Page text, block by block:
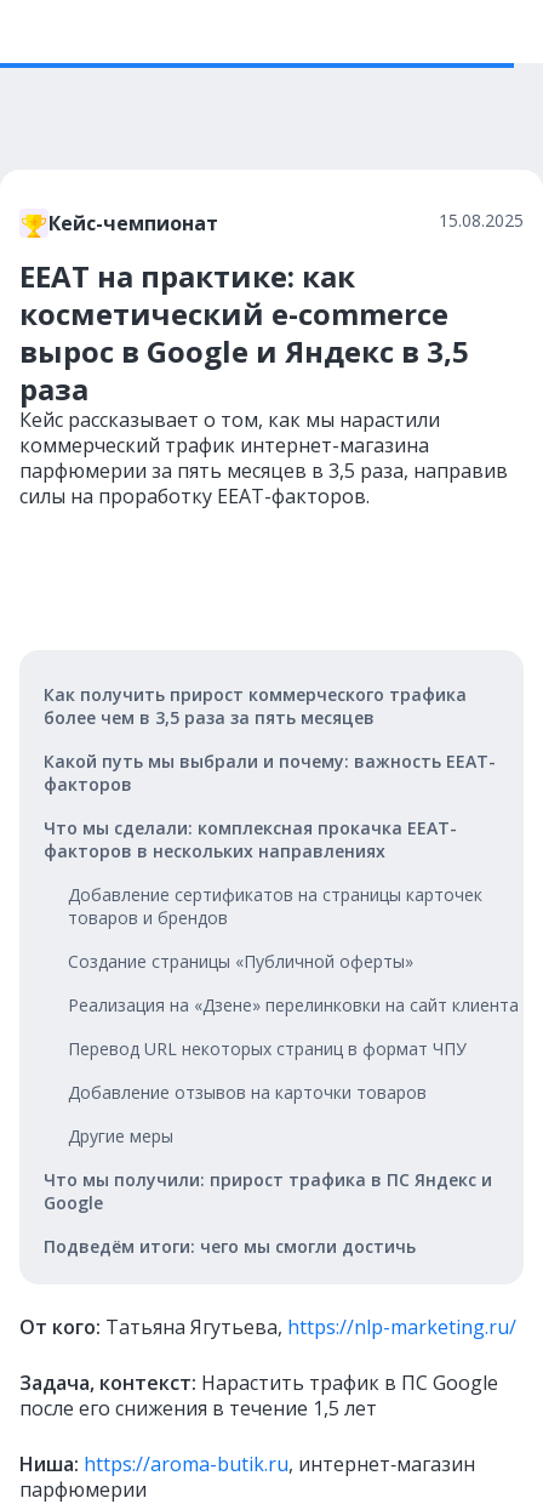
Кейс-чемпионат 15.08.2025
EEAT на практике: как
косметический e-commerce
вырос в Google и Яндекс в 3,5
раза
Кейс рассказывает о том, как мы нарастили
коммерческий трафик интернет-магазина
парфюмерии за пять месяцев в 3,5 раза, направив
силы на проработку EEAT-факторов.
Как получить прирост коммерческого трафика
более чем в 3,5 раза за пять месяцев
Какой путь мы выбрали и почему: важность EEAT-
факторов
Что мы сделали: комплексная прокачка EEAT-
факторов в нескольких направлениях
Добавление сертификатов на страницы карточек
товаров и брендов
Создание страницы «Публичной оферты»
Реализация на «Дзене» перелинковки на сайт клиента
Перевод URL некоторых страниц в формат ЧПУ
Добавление отзывов на карточки товаров
Другие меры
Что мы получили: прирост трафика в ПС Яндекс и
Google
Подведём итоги: чего мы смогли достичь
От кого: Татьяна Ягутьева, https://nlp-marketing.ru/
Задача, контекст: Нарастить трафик в ПС Google
после его снижения в течение 1,5 лет
Ниша: https://aroma-butik.ru, интернет‑магазин
парфюмерии